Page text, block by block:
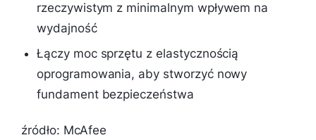
rzeczywistym z minimalnym wpływem na
wydajność
Łączy moc sprzętu z elastycznością
oprogramowania, aby stworzyć nowy
fundament bezpieczeństwa
źródło: McAfee